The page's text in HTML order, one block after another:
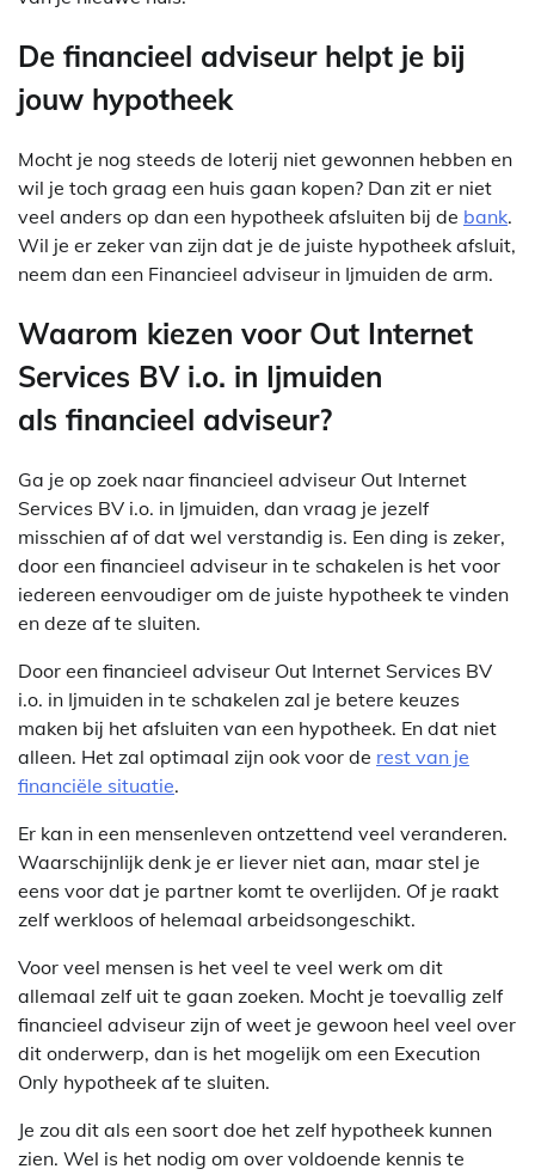
De financieel adviseur helpt je bij
jouw hypotheek
Mocht je nog steeds de loterij niet gewonnen hebben en
wil je toch graag een huis gaan kopen? Dan zit er niet
veel anders op dan een hypotheek afsluiten bij de bank.
Wil je er zeker van zijn dat je de juiste hypotheek afsluit,
neem dan een Financieel adviseur in Ijmuiden de arm.
Waarom kiezen voor Out Internet
Services BV i.o. in Ijmuiden
als financieel adviseur?
Ga je op zoek naar financieel adviseur Out Internet
Services BV i.o. in Ijmuiden, dan vraag je jezelf
misschien af of dat wel verstandig is. Een ding is zeker,
door een financieel adviseur in te schakelen is het voor
iedereen eenvoudiger om de juiste hypotheek te vinden
en deze af te sluiten.
Door een financieel adviseur Out Internet Services BV
i.o. in Ijmuiden in te schakelen zal je betere keuzes
maken bij het afsluiten van een hypotheek. En dat niet
alleen. Het zal optimaal zijn ook voor de rest van je
financiële situatie.
Er kan in een mensenleven ontzettend veel veranderen.
Waarschijnlijk denk je er liever niet aan, maar stel je
eens voor dat je partner komt te overlijden. Of je raakt
zelf werkloos of helemaal arbeidsongeschikt.
Voor veel mensen is het veel te veel werk om dit
allemaal zelf uit te gaan zoeken. Mocht je toevallig zelf
financieel adviseur zijn of weet je gewoon heel veel over
dit onderwerp, dan is het mogelijk om een Execution
Only hypotheek af te sluiten.
Je zou dit als een soort doe het zelf hypotheek kunnen
zien. Wel is het nodig om over voldoende kennis te